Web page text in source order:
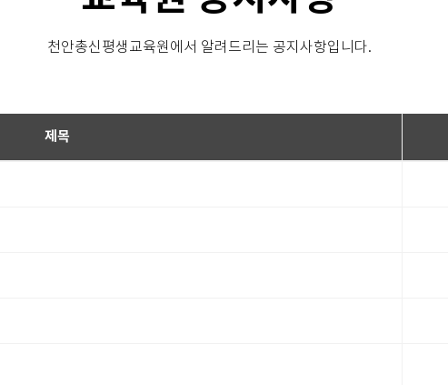
천안총신평생교육원에서 알려드리는 공지사항입니다.
제목